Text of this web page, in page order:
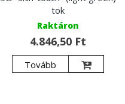
tok
Raktáron
4.846,50 Ft
Tovább